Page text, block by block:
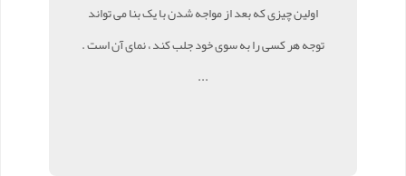
اولین چیزی که بعد از مواجه شدن با یک بنا می تواند
توجه هر کسی را به سوی خود جلب کند ، نمای آن است .
...